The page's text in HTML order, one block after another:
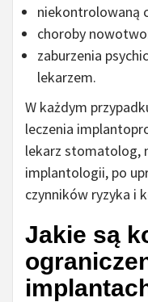
niekontrolowaną
choroby
zaburzenia
lekarzem.
W każdym
leczenia
lekarz stomatolog,
implantologii, po
czynników ryzyka i
Jakie są